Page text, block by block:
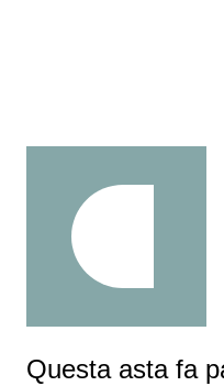
Questa asta fa